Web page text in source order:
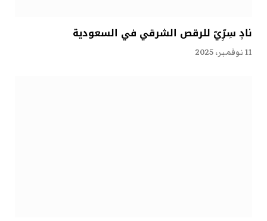
نادٍ سِرِّيّ للرقص الشرقي في السعودية
11 نوفمبر، 2025